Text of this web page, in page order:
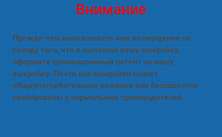
Внимание
Прежде чем высказывать мне возмущение по
поводу того, что я выложил вашу выкройку,
оформите промышленный патент на вашу
выкройку. Почти все выкройки имеют
общеупотребительное решение или бессовестно
скопированы у нормальных производителей.